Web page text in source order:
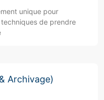
unique pour
de prendre
Archivage)